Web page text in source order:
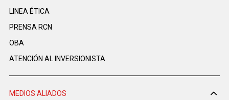
LINEA ÉTICA
PRENSA RCN
OBA
ATENCIÓN AL INVERSIONISTA
MEDIOS ALIADOS